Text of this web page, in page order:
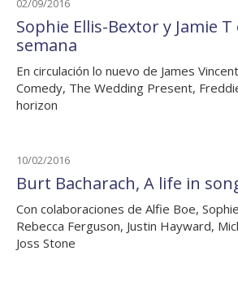
Sophie Ellis-Bextor y Jamie
semana
En circulación lo nuevo de James
Comedy, The Wedding Present,
horizon
10/02/2016
Burt Bacharach, A life in
Con colaboraciones de Alfie Boe,
Rebecca Ferguson, Justin Hayward,
Joss Stone